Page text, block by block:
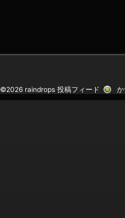
©2026 raindrops投稿フィード